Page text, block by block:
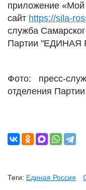
приложение
сайт https://sila-
служба
Партии
Фото: пресс-
отделения
Теги: Единая Россия